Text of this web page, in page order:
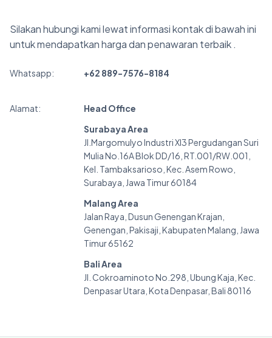
Silakan hubungi kami lewat informasi kontak di bawah ini
untuk mendapatkan harga dan penawaran terbaik .
Whatsapp: +62 889-7576-8184
Alamat:
Head Office
Surabaya Area
Jl.Margomulyo Industri XI3 Pergudangan Suri
Mulia No.16A Blok DD/16, RT.001/RW.001,
Kel. Tambaksarioso, Kec. Asem Rowo,
Surabaya, Jawa Timur 60184
Malang Area
Jalan Raya, Dusun Genengan Krajan,
Genengan, Pakisaji, Kabupaten Malang, Jawa
Timur 65162
Bali Area
Jl. Cokroaminoto No.298, Ubung Kaja, Kec.
Denpasar Utara, Kota Denpasar, Bali 80116